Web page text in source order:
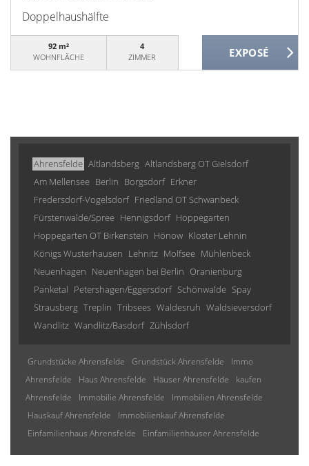
Doppelhaushälfte
92 m²
WOHNFLÄCHE
4
ZIMMER
Ahrensfelde Altlandsberg Altlandsberg OT Gielsdorf
Am Mellensee Berlin Borgsdorf Erkner
Fredersdorf-Vogelsdorf Friedland OT Schwanbeck
Fürstenwalde/Spree Hennigsdorf Hoppegarten
Hoppegarten OT Birkenstein Hönow Kloster Lehnin
Königs Wusterhausen Lehnitz Molfsee Mühlenbeck
Neuenhagen Neuenhagen bei Berlin Oranienburg
Panketal Petershagen/Eggersdorf Schönwalde Spay
Strausberg Treplin Tribsees Waldesruh Waldsieversdorf
Wandlitz Wandlitz/Basdorf Zühlsdorf
Grundstücke Ahrensfelde Grundstück Ahrensfelde
Immo
Ahrensfelde
Haus Ahrensfelde Häuser Ahrensfelde
kaufen
Ahrensfelde
Immobilie Ahrensfelde
Immobilien Ahrensfelde
Hauskauf Ahrensfelde
Immobilienkauf Ahrensfelde
Einfamilienhaus Ahrensfelde
Einfamilienhäuser Ahrensfelde